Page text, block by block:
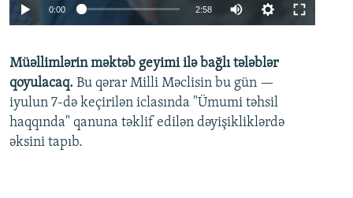
0:00 2:58
360p
480p
720p
Müəllimlərin məktəb geyimi ilə bağlı tələblər
qoyulacaq. Bu qərar Milli Məclisin bu gün —
iyulun 7-də keçirilən iclasında "Ümumi təhsil
haqqında" qanuna təklif edilən dəyişikliklərdə
əksini tapıb.